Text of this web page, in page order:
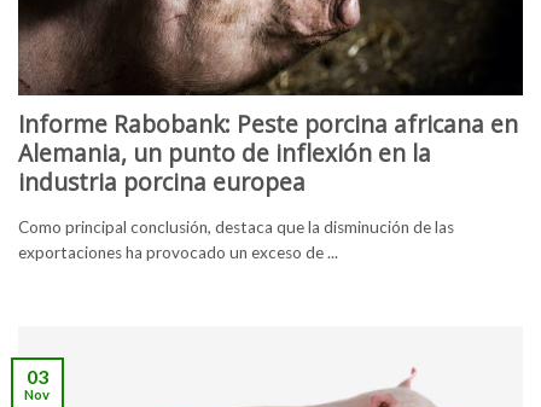
Informe Rabobank: Peste porcina africana en
Alemania, un punto de inflexión en la
industria porcina europea
Como principal conclusión, destaca que la disminución de las
exportaciones ha provocado un exceso de ...
03
Nov